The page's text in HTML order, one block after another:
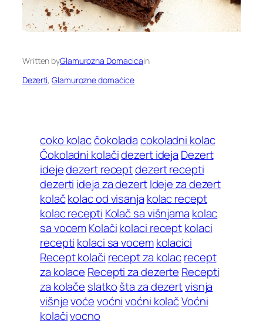
Written byGlamurozna Domacicain
Dezerti, Glamurozne domaćice
coko kolacčokoladacokoladni kolac
Čokoladni kolačidezert ideja Dezert
idejedezert receptdezert recepti
dezerti ideja za dezert Ideje za dezert
kolačkolac od visanja kolac recept
kolac recepti Kolač sa višnjama kolac
sa vocemKolačikolaci receptkolaci
recepti kolaci sa vocem kolacici
Recept kolači recept za kolacrecept
za kolace Recepti za dezerte Recepti
za kolače slatkošta za dezertvisnja
višnjevoćevoćni voćni kolačVoćni
kolačivocno